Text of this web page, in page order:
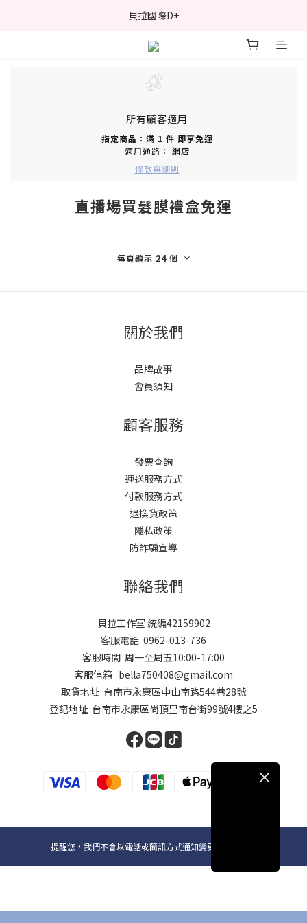
貝拉國際D+
所有顧客適用
指定商品：滿 1 件 即享免運
適用通路： 網店
條款與細則
直播場買髮膜禮盒免運
每頁顯示 24 個
關於我們
品牌故事
會員須知
顧客服務
發票查詢
運送服務方式
付款服務方式
退換貨政策
隱私政策
防詐騙宣導
聯絡我們
貝拉工作室 統編42159902
客服電話 0962-013-736
客服時間 周一至周五10:00-17:00
客服信箱 bella750408@gmail.com
取貨地址 台南市永康區中山南路544巷28號
登記地址 台南市永康區尚頂里南台街99號4樓之5
提醒您，我們不會以電話或簡訊方式通知變更付款方式。